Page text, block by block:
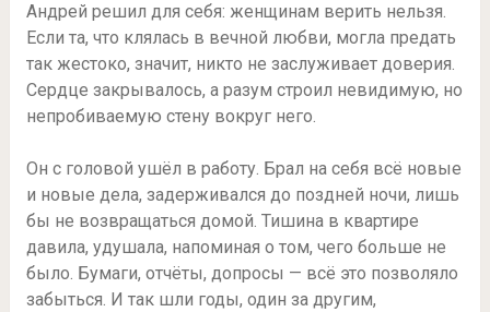
Андрей решил для себя: женщинам верить нельзя.
Если та, что клялась в вечной любви, могла предать
так жестоко, значит, никто не заслуживает доверия.
Сердце закрывалось, а разум строил невидимую, но
непробиваемую стену вокруг него.
Он с головой ушёл в работу. Брал на себя всё новые
и новые дела, задерживался до поздней ночи, лишь
бы не возвращаться домой. Тишина в квартире
давила, удушала, напоминая о том, чего больше не
было. Бумаги, отчёты, допросы — всё это позволяло
забыться. И так шли годы, один за другим,